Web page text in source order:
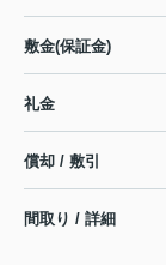
敷金(保証金)
礼金
償却 / 敷引
間取り / 詳細